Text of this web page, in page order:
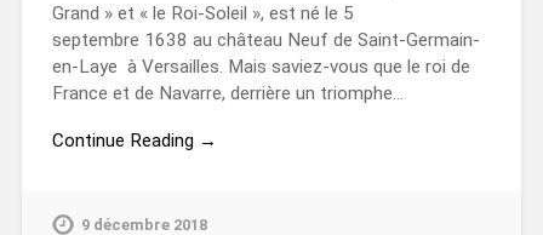
Grand » et « le Roi-Soleil », est né le 5
septembre 1638 au château Neuf de Saint-Germain-
en-Laye à Versailles. Mais saviez-vous que le roi de
France et de Navarre, derrière un triomphe…
Continue Reading →
9 décembre 2018